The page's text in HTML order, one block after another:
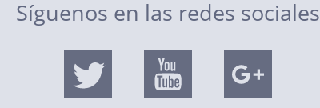
Síguenos en las redes sociales